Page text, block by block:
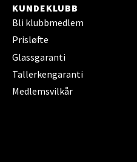
KUNDEKLUBB
Bli klubbmedlem
Prisløfte
Glassgaranti
Tallerkengaranti
Medlemsvilkår